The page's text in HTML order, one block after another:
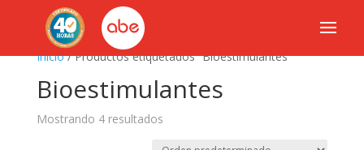
Inicio/ Productos etiquetados “Bioestimulantes”
Bioestimulantes
Mostrando 4 resultados